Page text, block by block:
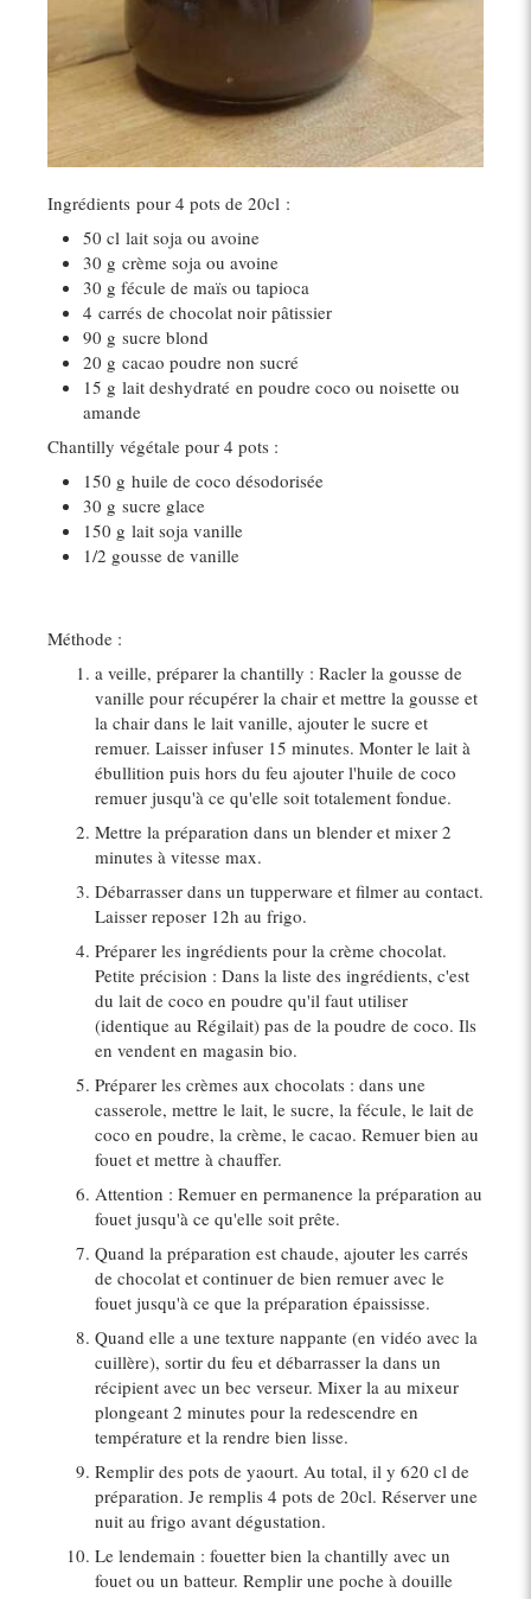
Ingrédients pour 4 pots de 20cl :
50 cl lait soja ou avoine
30 g crème soja ou avoine
30 g fécule de maïs ou tapioca
4 carrés de chocolat noir pâtissier
90 g sucre blond
20 g cacao poudre non sucré
15 g lait deshydraté en poudre coco ou noisette ou
amande
Chantilly végétale pour 4 pots :
150 g huile de coco désodorisée
30 g sucre glace
150 g lait soja vanille
1/2 gousse de vanille
Méthode :
a veille, préparer la chantilly : Racler la gousse de
vanille pour récupérer la chair et mettre la gousse et
la chair dans le lait vanille, ajouter le sucre et
remuer. Laisser infuser 15 minutes. Monter le lait à
ébullition puis hors du feu ajouter l'huile de coco
remuer jusqu'à ce qu'elle soit totalement fondue.
Mettre la préparation dans un blender et mixer 2
minutes à vitesse max.
Débarrasser dans un tupperware et filmer au contact.
Laisser reposer 12h au frigo.
Préparer les ingrédients pour la crème chocolat.
Petite précision : Dans la liste des ingrédients, c'est
du lait de coco en poudre qu'il faut utiliser
(identique au Régilait) pas de la poudre de coco. Ils
en vendent en magasin bio.
Préparer les crèmes aux chocolats : dans une
casserole, mettre le lait, le sucre, la fécule, le lait de
coco en poudre, la crème, le cacao. Remuer bien au
fouet et mettre à chauffer.
Attention : Remuer en permanence la préparation au
fouet jusqu'à ce qu'elle soit prête.
Quand la préparation est chaude, ajouter les carrés
de chocolat et continuer de bien remuer avec le
fouet jusqu'à ce que la préparation épaississe.
Quand elle a une texture nappante (en vidéo avec la
cuillère), sortir du feu et débarrasser la dans un
récipient avec un bec verseur. Mixer la au mixeur
plongeant 2 minutes pour la redescendre en
température et la rendre bien lisse.
Remplir des pots de yaourt. Au total, il y 620 cl de
préparation. Je remplis 4 pots de 20cl. Réserver une
nuit au frigo avant dégustation.
Le lendemain : fouetter bien la chantilly avec un
fouet ou un batteur. Remplir une poche à douille